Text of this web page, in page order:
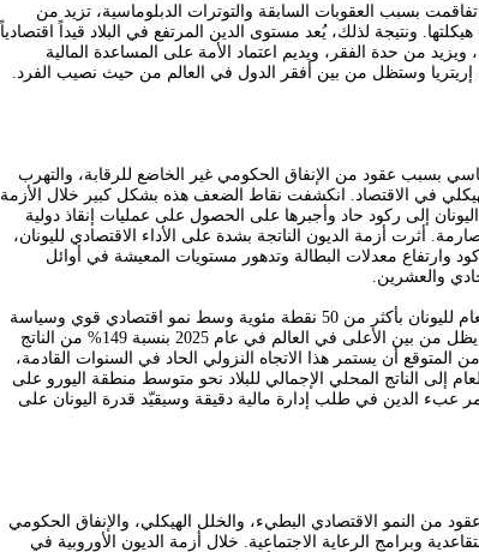
تفاقمت بسبب العقوبات السابقة والتوترات الدبلوماسية، تزيد من
ونتيجة لذلك، يُعد مستوى الدين المرتفع في البلاد قيداً اقتصادياً
ويزيد من حدة الفقر، ويديم اعتماد الأمة على المساعدة المالية
إريتريا وستظل من بين أفقر الدول في العالم من حيث نصيب الفرد.
بسبب عقود من الإنفاق الحكومي غير الخاضع للرقابة، والتهرب
في الاقتصاد. انكشفت نقاط الضعف هذه بشكل كبير خلال الأزمة
عام 2008، مما دفع اليونان إلى ركود حاد وأجبرها على الحصول على عمليات إنقاذ دولية
أثرت أزمة الديون الناتجة بشدة على الأداء الاقتصادي لليونان،
وارتفاع معدلات البطالة وتدهور مستويات المعيشة في أوائل
والعشرين.
منذ الجائحة، انخفض عبء الدين العام لليونان بأكثر من 50 نقطة مئوية وسط نمو اقتصادي قوي وسياسة
مالية حكيمة، ولكن من المتوقع أن يظل من بين الأعلى في العالم في عام 2025 بنسبة 149% من الناتج
المتوقع أن يستمر هذا الاتجاه النزولي الحاد في السنوات القادمة،
إلى الناتج المحلي الإجمالي للبلاد نحو متوسط منطقة اليورو على
عبء الدين في طلب إدارة مالية دقيقة وسيقيّد قدرة اليونان على
عقود من النمو الاقتصادي البطيء، والخلل الهيكلي، والإنفاق الحكومي
وبرامج الرعاية الاجتماعية. خلال أزمة الديون الأوروبية في